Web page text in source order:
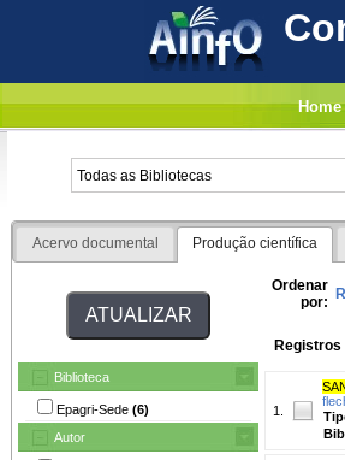
Home
Acervo documental Produção científica
Biblioteca
Epagri-Sede (6)
Autor
Ordenar
por:
Registros
1.